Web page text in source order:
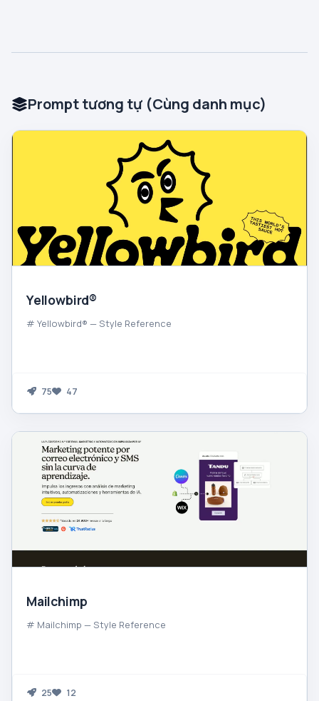
Prompt tương tự (Cùng danh mục)
Yellowbird®
# Yellowbird® — Style Reference
75 47
Mailchimp
# Mailchimp — Style Reference
25 12